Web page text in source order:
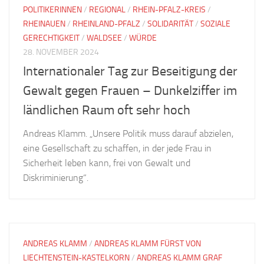
POLITIKERINNEN/ REGIONAL/ RHEIN-PFALZ-KREIS /
RHEINAUEN/ RHEINLAND-PFALZ / SOLIDARITÄT/ SOZIALE
GERECHTIGKEIT/ WALDSEE / WÜRDE
28. NOVEMBER 2024
Internationaler Tag zur Beseitigung der
Gewalt gegen Frauen – Dunkelziffer im
ländlichen Raum oft sehr hoch
Andreas Klamm. „Unsere Politik muss darauf abzielen,
eine Gesellschaft zu schaffen, in der jede Frau in
Sicherheit leben kann, frei von Gewalt und
Diskriminierung“.
ANDREAS KLAMM / ANDREAS KLAMM FÜRST VON
LIECHTENSTEIN-KASTELKORN/ ANDREAS KLAMM GRAF